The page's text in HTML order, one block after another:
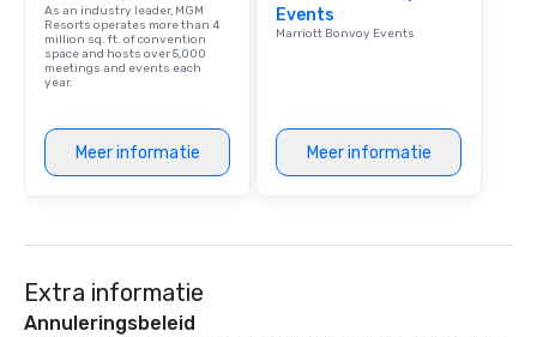
As an industry leader, MGM
Resorts operates more than 4
million sq. ft. of convention
space and hosts over 5,000
meetings and events each
year.
Meer informatie
Events
Marriott Bonvoy Events
Meer informatie
Extra informatie
Annuleringsbeleid